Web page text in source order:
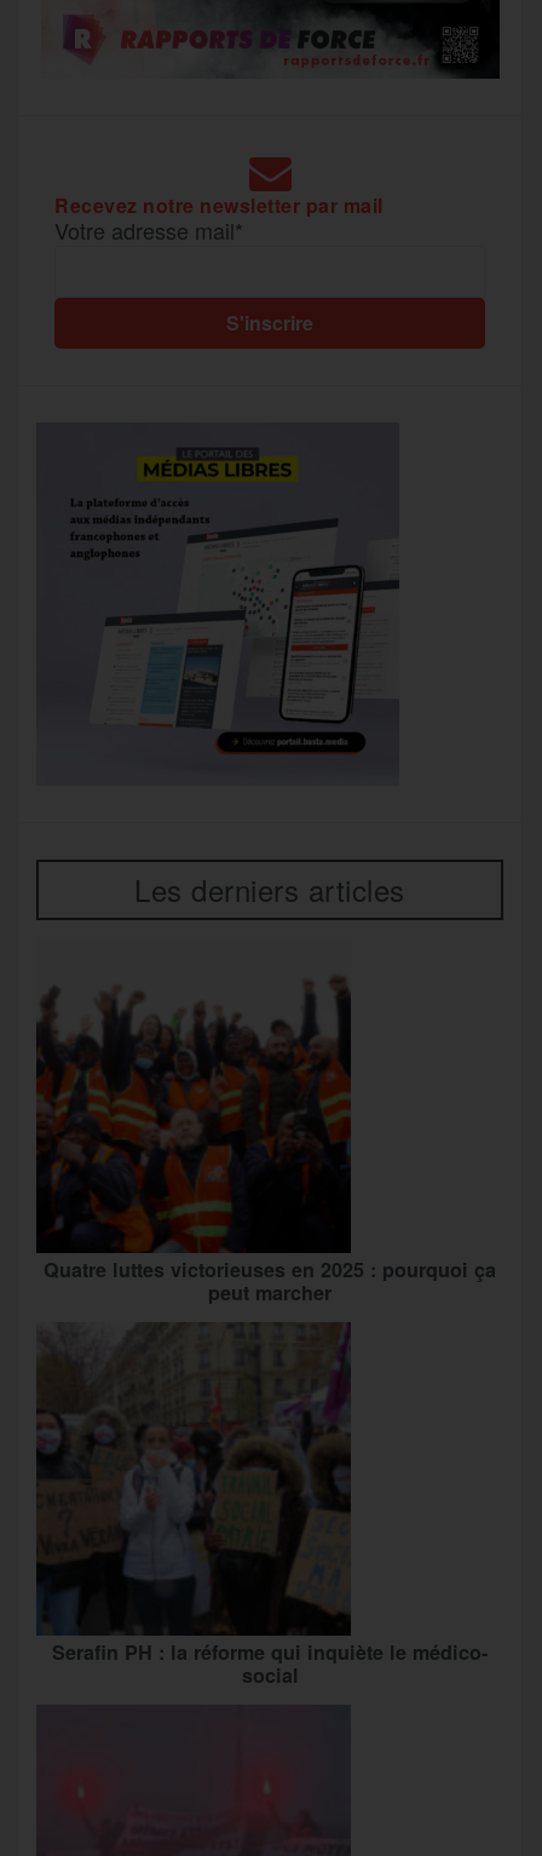
Recevez notre newsletter par mail
Votre adresse mail*
Les derniers articles
Quatre luttes victorieuses en 2025 : pourquoi ça
peut marcher
Serafin PH : la réforme qui inquiète le médico-
social